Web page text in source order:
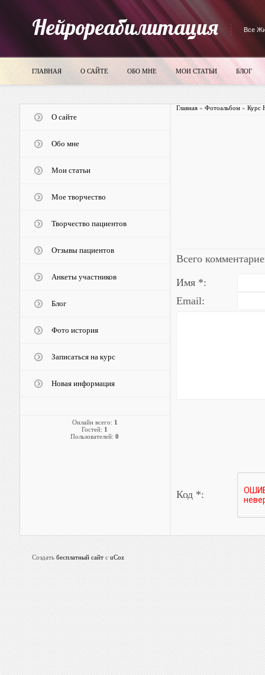
Нейрореабилитация Все
ГЛАВНАЯ О САЙТЕ ОБО МНЕ МОИ СТАТЬИ БЛОГ
О сайте
Обо мне
Мои статьи
Мое творчество
Творчество пациентов
Отзывы пациентов
Анкеты участников
Блог
Фото история
Записаться на курс
Новая информация
Онлайн всего: 1
Гостей: 1
Пользователей: 0
Главная» Фотоальбом» Курс
Всего
Имя *:
Email:
Код *:
Создать бесплатный сайт с uCoz